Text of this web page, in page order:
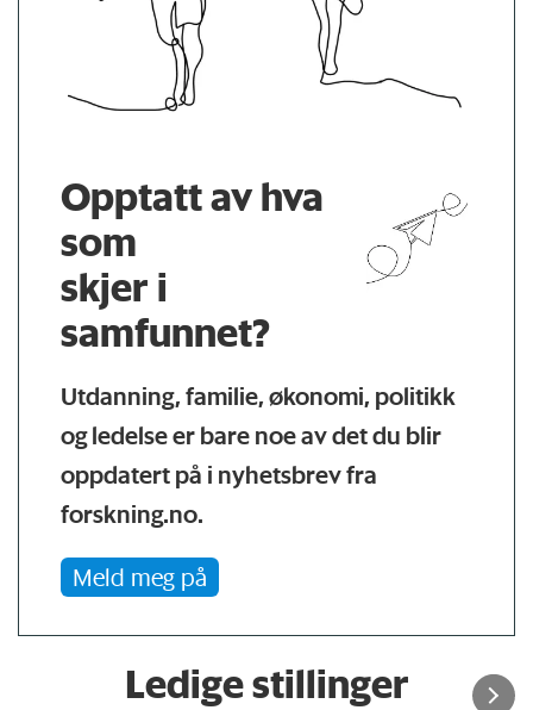
Opptatt av hva
som
skjer i
samfunnet?
Utdanning, familie, økonomi, politikk
og ledelse er bare noe av det du blir
oppdatert på i nyhetsbrev fra
forskning.no.
Meld meg på
Ledige stillinger